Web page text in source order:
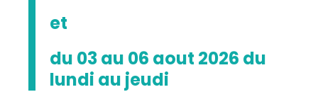
et
du 03 au 06 aout 2026 du
lundi au jeudi